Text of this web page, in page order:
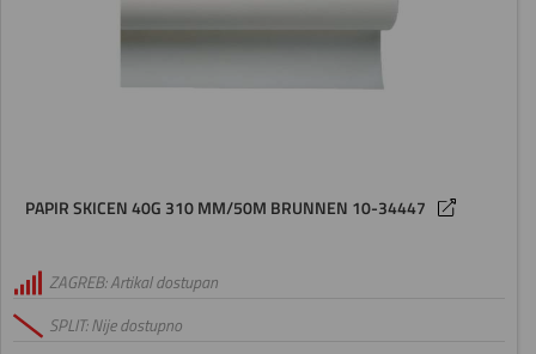
PAPIR SKICEN 40G 310 MM/50M BRUNNEN 10-34447
ZAGREB: Artikal dostupan
SPLIT: Nije dostupno